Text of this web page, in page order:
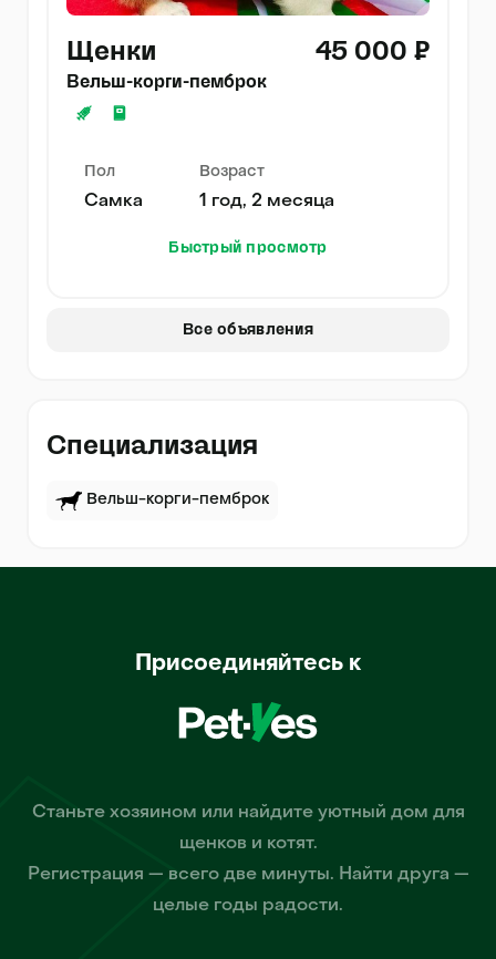
Щенки 45 000 ₽
Вельш-корги-пемброк
Пол
Самка
Возраст
1 год, 2 месяца
Быстрый просмотр
Все объявления
Специализация
Вельш-корги-пемброк
Присоединяйтесь к
Станьте хозяином или найдите уютный дом для
щенков и котят.
Регистрация — всего две минуты. Найти друга —
целые годы радости.